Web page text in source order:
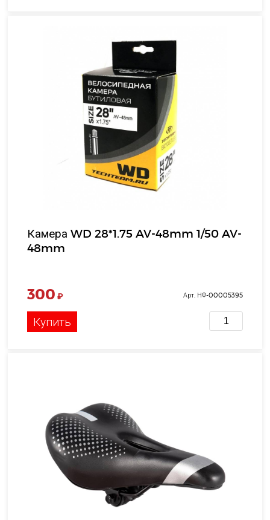
Камера WD 28*1.75 AV-48mm 1/50 AV-
48mm
300 ₽ Арт. НФ-00005395
Купить